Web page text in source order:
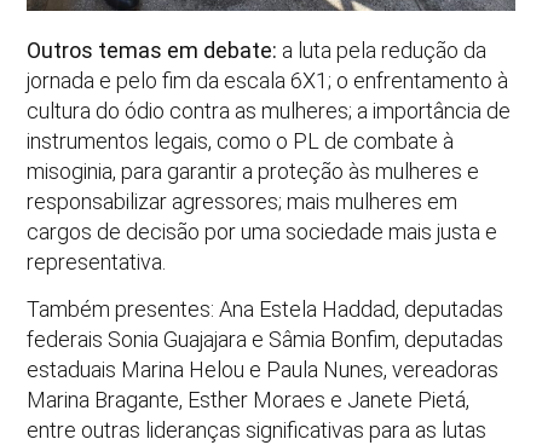
Outros temas em debate: a luta pela redução da
jornada e pelo fim da escala 6X1; o enfrentamento à
cultura do ódio contra as mulheres; a importância de
instrumentos legais, como o PL de combate à
misoginia, para garantir a proteção às mulheres e
responsabilizar agressores; mais mulheres em
cargos de decisão por uma sociedade mais justa e
representativa.
Também presentes: Ana Estela Haddad, deputadas
federais Sonia Guajajara e Sâmia Bonfim, deputadas
estaduais Marina Helou e Paula Nunes, vereadoras
Marina Bragante, Esther Moraes e Janete Pietá,
entre outras lideranças significativas para as lutas